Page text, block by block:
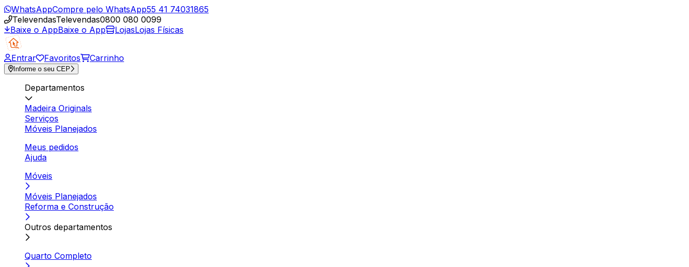
WhatsAppCompre pelo WhatsApp55 41 74031865
TelevendasTelevendas0800 080 0099
Baixe o AppBaixe o App LojasLojas Físicas
Entrar Favoritos Carrinho
Informe o seu CEP
Departamentos
Madeira Originals
Serviços
Móveis Planejados
Meus pedidos
Ajuda
Móveis
Móveis Planejados
Reforma e Construção
Outros departamentos
Quarto Completo